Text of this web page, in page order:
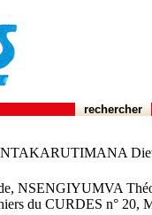
rechercher
NSENGIYUMVA
du CURDES n° 20,